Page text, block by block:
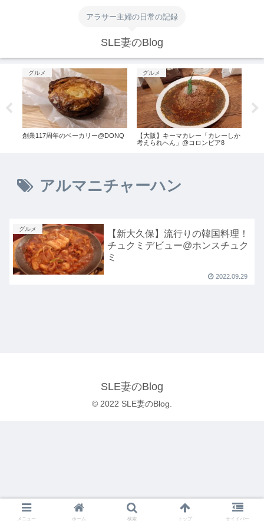
アラサー主婦の日常の記録
SLE妻のBlog
グルメ
創業117周年のベーカリー@DONQ
グルメ
【大阪】キーマカレー「カレーしか
考えられへん」@コロンビア8
アルマニチャーハン
グルメ
【新大久保】流行りの韓国料理！
チュクミデビュー@ホンスチュク
ミ
2022.09.29
SLE妻のBlog
© 2022 SLE妻のBlog.
メニュー ホーム 検索 トップ サイドバー